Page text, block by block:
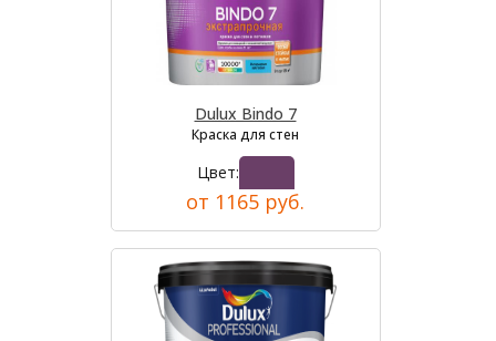
Dulux Bindo 7
Краска для стен
Цвет:
от 1165 руб.